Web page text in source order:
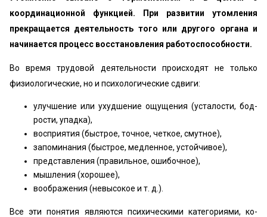
координационной функцией. При развитии утомления
прекращается деятельность того или другого органа и
начинается процесс восстановления работо­способности.
Во время трудовой деятельности происходят не толь­ко
физиологические, но и психологические сдвиги:
улучшение или ухудшение ощущения (усталости, бод­
рости, упадка),
восприятия (быстрое, точное, четкое, смутное),
запоминания (быстрое, медленное, устойчи­вое),
представления (правильное, ошибочное),
мышле­ния (хорошее),
воображения (невысокое и т. д.).
Все эти понятия являются психическими категориями, ко­